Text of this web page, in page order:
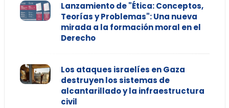
Lanzamiento de "Ética: Conceptos,
Teorías y Problemas": Una nueva
mirada a la formación moral en el
Derecho
Los ataques israelíes en Gaza
destruyen los sistemas de
alcantarillado y la infraestructura
civil